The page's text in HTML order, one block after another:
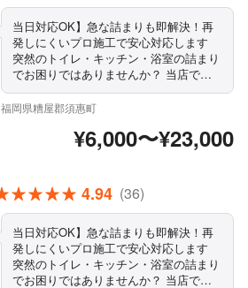
当日対応OK】急な詰まりも即解決！再
発しにくいプロ施工で安心対応します
突然のトイレ・キッチン・浴室の詰まり
でお困りではありませんか？ 当店では
「とりあえず流すだけ」の応急処置では
なく、 詰まりの原因を徹底確認し、再
最短即日訪問・緊急対応可能 作業前に
必ず料金説明（追加請求なし） 豊富な
ッフ施工で安心対応！
福岡県糟屋郡須惠町
¥6,000〜¥23,000
4.94 (36)
当日対応OK】急な詰まりも即解決！再
発しにくいプロ施工で安心対応します
突然のトイレ・キッチン・浴室の詰まり
でお困りではありませんか？ 当店では